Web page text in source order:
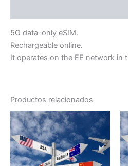
5G data-only eSIM.
Rechargeable online.
It operates on the EE network in
Productos relacionados